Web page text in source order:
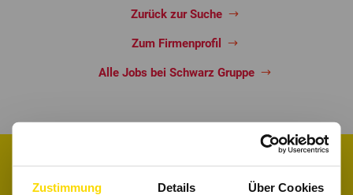
Zustimmung Details Über Cookies
Zurück zur Suche
Zum Firmenprofil
Alle Jobs bei Schwarz Gruppe
Interesse an Familienunternehmen gewonnen?